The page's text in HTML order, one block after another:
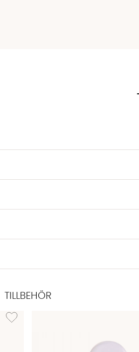
TILLBEHÖR
Lägg till i önskelista: PERFECT LED Opal E27